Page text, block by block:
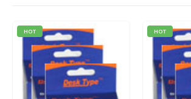
HOT HOT